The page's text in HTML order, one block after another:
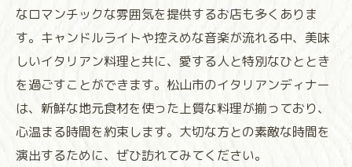
なロマンチックな雰囲気を提供するお店も多くありま
す。キャンドルライトや控えめな音楽が流れる中、美味
しいイタリアン料理と共に、愛する人と特別なひととき
を過ごすことができます。松山市のイタリアンディナー
は、新鮮な地元食材を使った上質な料理が揃っており、
心温まる時間を約束します。大切な方との素敵な時間を
演出するために、ぜひ訪れてみてください。